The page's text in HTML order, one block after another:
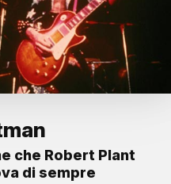
che Robert Plant
di sempre